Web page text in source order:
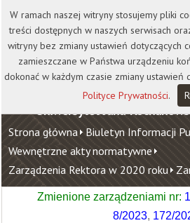
Kontakt Biblioteka
Wirtualna Uczelnia
Uniwersytet Jana
Strona główna Biuletyn Informacji
Wewnętrzne akty normatywne
Zarządzenia Rektora w 2020 roku
Zmienione zarządzeniami nr:
8/2023, 172/
W ramach naszej witryny stosujemy pliki
treści dostępnych w naszych serwisach
witryny bez zmiany ustawień dotyczących
zamieszczane w Państwa urządzeniu
dokonać w każdym czasie zmiany ustawień
Polityce Prywatności.